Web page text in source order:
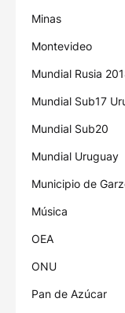
Minas
Montevideo
Mundial Rusia
Mundial Sub17
Mundial Sub20
Mundial Uruguay
Municipio de
Música
OEA
ONU
Pan de Azúcar